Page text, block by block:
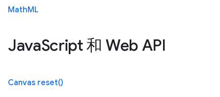
MathML
JavaScript 和 Web API
Canvas reset()